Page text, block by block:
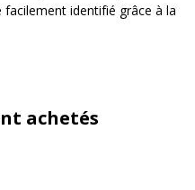
identifié grâce à la
achetés